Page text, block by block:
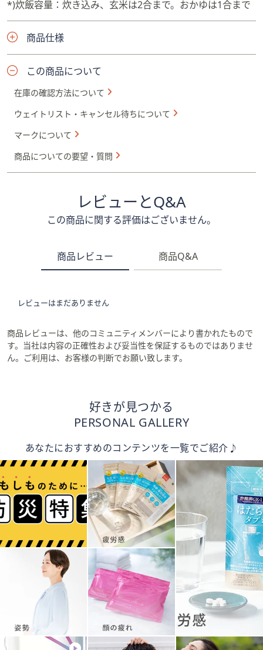
*)炊飯容量：炊き込み、玄米は2合まで。おかゆは1合まで
商品仕様
この商品について
在庫の確認方法について
ウェイトリスト・キャンセル待ちについて
マークについて
商品についての要望・質問
レビューとQ&A
この商品に関する評価はございません。
商品レビュー 商品Q&A
レビューはまだありません
商品レビューは、他のコミュニティメンバーにより書かれたもので
す。当社は内容の正確性および妥当性を保証するものではありませ
ん。ご利用は、お客様の判断でお願い致します。
好きが見つかる
PERSONAL GALLERY
あなたにおすすめのコンテンツを一覧でご紹介♪